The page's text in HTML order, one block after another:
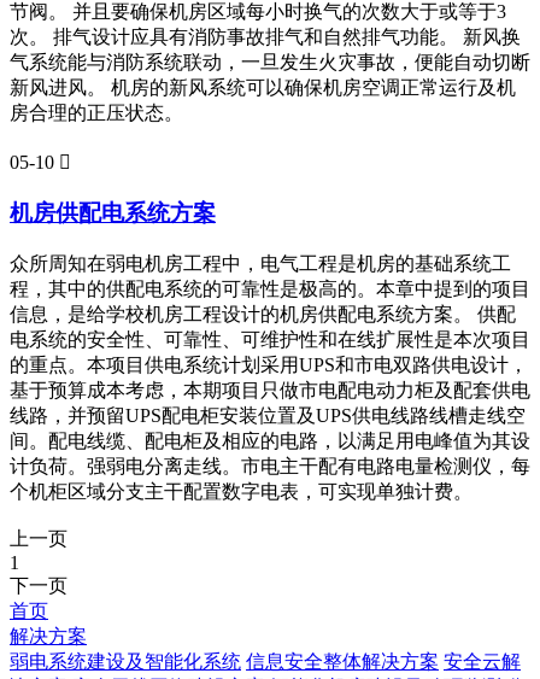
节阀。 并且要确保机房区域每小时换气的次数大于或等于3
次。 排气设计应具有消防事故排气和自然排气功能。 新风换
气系统能与消防系统联动，一旦发生火灾事故，便能自动切断
新风进风。 机房的新风系统可以确保机房空调正常运行及机
房合理的正压状态。
05-10 
机房供配电系统方案
众所周知在弱电机房工程中，电气工程是机房的基础系统工
程，其中的供配电系统的可靠性是极高的。本章中提到的项目
信息，是给学校机房工程设计的机房供配电系统方案。 供配
电系统的安全性、可靠性、可维护性和在线扩展性是本次项目
的重点。本项目供电系统计划采用UPS和市电双路供电设计，
基于预算成本考虑，本期项目只做市电配电动力柜及配套供电
线路，并预留UPS配电柜安装位置及UPS供电线路线槽走线空
间。配电线缆、配电柜及相应的电路，以满足用电峰值为其设
计负荷。强弱电分离走线。市电主干配有电路电量检测仪，每
个机柜区域分支主干配置数字电表，可实现单独计费。
上一页
1
下一页
首页
解决方案
弱电系统建设及智能化系统 信息安全整体解决方案 安全云解